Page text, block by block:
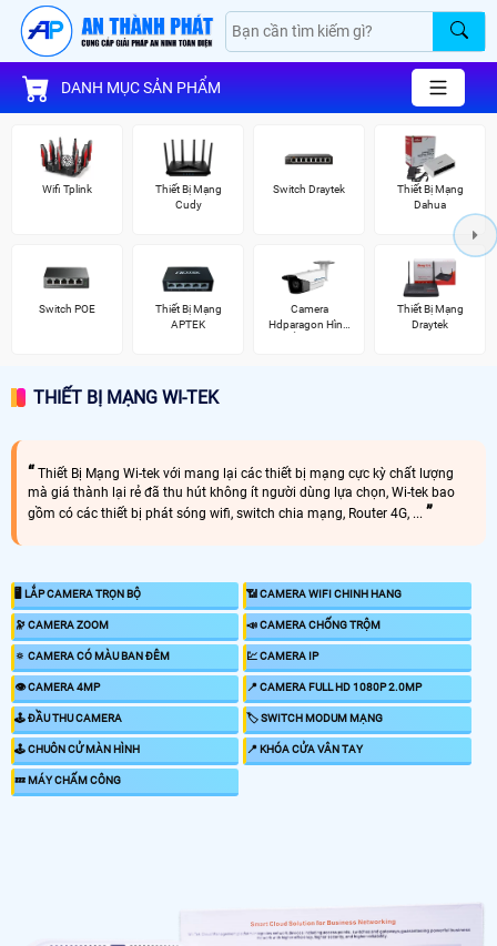
DANH MỤC SẢN PHẨM
Wifi Tplink
Thiết Bị Mạng
Cudy
Switch Draytek
Thiết Bị Mạng
Dahua
Switch POE
Thiết Bị Mạng
APTEK
Camera
Hdparagon Hình
Thiết Bị Mạng
Draytek
THIẾT BỊ MẠNG WI-TEK
Thiết Bị Mạng Wi-tek với mang lại các thiết bị mạng cực kỳ chất lượng
mà giá thành lại rẻ đã thu hút không ít người dùng lựa chọn, Wi-tek bao
gồm có các thiết bị phát sóng wifi, switch chia mạng, Router 4G, ...
🖥 LẮP CAMERA TRỌN BỘ 📶 CAMERA WIFI CHINH HANG
🔭 CAMERA ZOOM 📣 CAMERA CHỐNG TRỘM
🔅 CAMERA CÓ MÀU BAN ĐÊM 💹 CAMERA IP
👁 CAMERA 4MP 📍 CAMERA FULL HD 1080P 2.0MP
🕹 ĐẦU THU CAMERA 🏷 SWITCH MODUM MẠNG
🕹 CHUÔN CỬ MÀN HÌNH 📍 KHÓA CỬA VÂN TAY
💤 MÁY CHẤM CÔNG